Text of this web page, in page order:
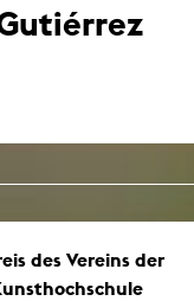
des Vereins der